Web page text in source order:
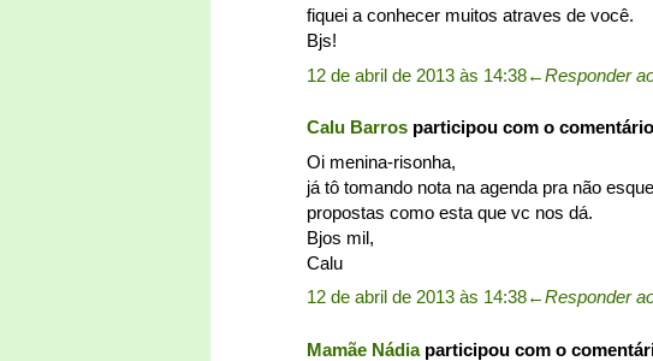
fiquei a conhecer muitos atraves de você.
Bjs!
12 de abril de 2013 às 14:38←Responder
Calu Barros participou com o
Oi menina-risonha,
já tô tomando nota na agenda pra não
propostas como esta que vc nos dá.
Bjos mil,
Calu
12 de abril de 2013 às 14:38←Responder
Mamãe Nádiaparticipou com o